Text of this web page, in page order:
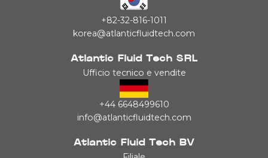
+82-32-816-1011
korea@atlanticfluidtech.com
Atlantic Fluid Tech SRL
Ufficio tecnico e vendite
+44 6648499610
info@atlanticfluidtech.com
Atlantic Fluid Tech BV